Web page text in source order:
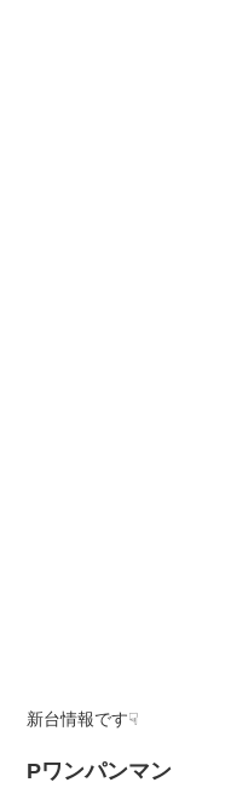
新台情報です☟
Pワンパンマン